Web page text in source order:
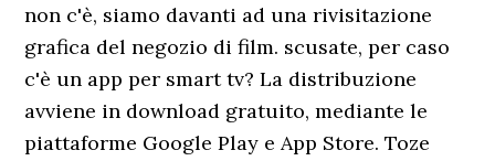
non c'è, siamo davanti ad una rivisitazione
grafica del negozio di film. scusate, per caso
c'è un app per smart tv? La distribuzione
avviene in download gratuito, mediante le
piattaforme Google Play e App Store. Toze